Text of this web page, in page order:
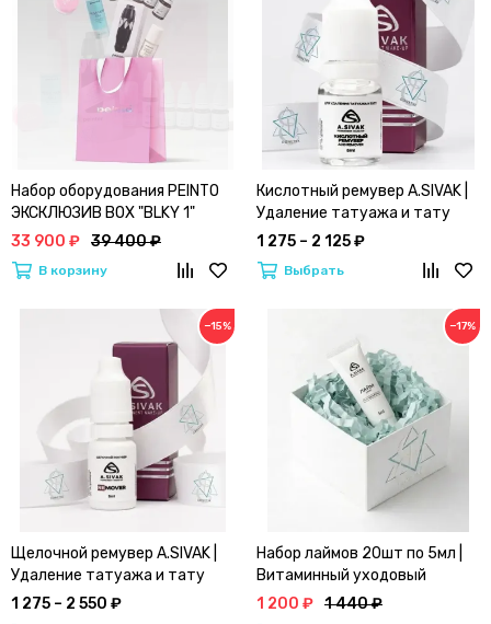
Набор оборудования PEINTO
ЭКСКЛЮЗИВ BOX "BLKY 1"
33 900 ₽ 39 400 ₽
В корзину
Кислотный ремувер A.SIVAK |
Удаление татуажа и тату
1 275 – 2 125 ₽
Выбрать
−15%
Щелочной ремувер A.SIVAK |
Удаление татуажа и тату
1 275 – 2 550 ₽
−17%
Набор лаймов 20шт по 5мл |
Витаминный уходовый
комплекс by A.SIVAK
1 200 ₽ 1 440 ₽